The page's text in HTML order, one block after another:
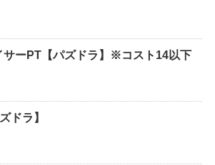
サーPT【パズドラ】※コスト14以下
ドラ】